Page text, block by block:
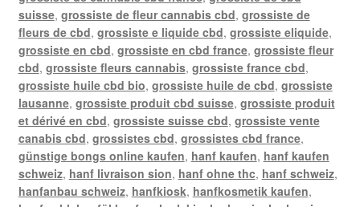
suisse, grossiste de fleur cannabis cbd, grossiste de
fleurs de cbd, grossiste e liquide cbd, grossiste eliquide,
grossiste en cbd, grossiste en cbd france, grossiste fleur
cbd, grossiste fleurs cannabis, grossiste france cbd,
grossiste huile cbd bio, grossiste huile de cbd, grossiste
lausanne, grossiste produit cbd suisse, grossiste produit
et dérivé en cbd, grossiste suisse cbd, grossiste vente
canabis cbd, grossistes cbd, grossistes cbd france,
günstige bongs online kaufen, hanf kaufen, hanf kaufen
schweiz, hanf livraison sion, hanf ohne thc, hanf schweiz,
hanfanbau schweiz, hanfkiosk, hanfkosmetik kaufen,